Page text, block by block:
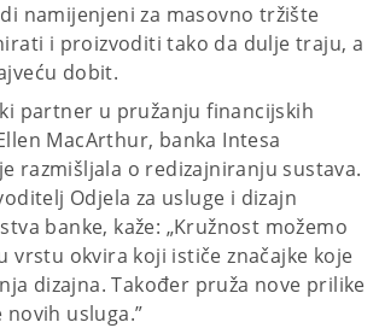
namijenjeni za masovno tržište
i proizvoditi tako da dulje traju, a
dobit.
partner u pružanju financijskih
MacArthur, banka Intesa
razmišljala o redizajniranju sustava.
Odjela za usluge i dizajn
banke, kaže: „Kružnost možemo
vrstu okvira koji ističe značajke koje
dizajna. Također pruža nove prilike
usluga.”